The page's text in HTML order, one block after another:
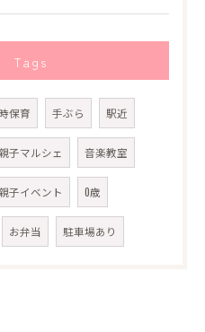
Tags
保育 手ぶら 駅近
親子マルシェ 音楽教室
親子イベント 0歳
お弁当 駐車場あり